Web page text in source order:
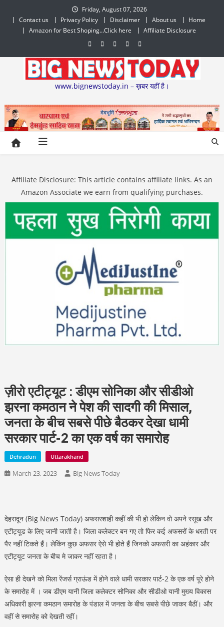
content
Friday, August 07, 2026
Contact us
Privacy Policy Disclaimer About us
Home
Amazon for Best Shoping…Click here
Affiliate Disclosure
www.bignewstoday.in – ख़बर यहीं है।
Affiliate Disclosure: This article contains affiliate links. As an
Amazon Associate we earn from qualifying purchases.
ज़ीरो एटीट्यूट : डीएम सोनिका और सीडीओ
झरना कमठान ने पेश की सादगी की मिसाल,
जनता के बीच सबसे पीछे बैठकर देखा धामी
सरकार पार्ट-2 का एक वर्ष का समारोह
Dehradun Uttarakhand
March 23, 2023 Big News Today
देहरादून (Big News Today) अफसरशाही कहीं की भी हो लेकिन वो अपने रसूख और
एटीट्यूड के लिए जानी जाती है। जिला कलेक्टर बन गए तो फिर कई अफसरों के धरती पर
पैर नहीं टिकते हैं। लेकिंन कुछ अफसर ऐसे भी होते हैं जिनको अफसरी का अहंकार और
एटीट्यूट जनता के बीच मे जाकर नहीं रहता है।
ऐसा ही देखने को मिला रेंजर्स ग्राऊंड में होने वाले धामी सरकार पार्ट-2 के एक वर्ष पूरे होने
के समारोह में । जब डीएम यानी जिला कलेक्टर सोनिका और सीडीओ यानी मुख्य विकास
अधिकारी झरना कमठान समारोह के पंडाल में जनता के बीच सबसे पीछे जाकर बैठीं। और
वहीं से समारोह को देखती रहीं।